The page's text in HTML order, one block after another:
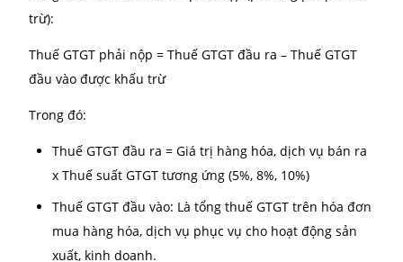
Bước 3:
cục Thuế.
Bước 4:Lưu trữ chứng từ liên quan để phục vụ
kiểm tra, đối chiếu khi cần thiết.
Để được khấu trừ thuế GTGT một cách hợp pháp và
quả, doanh nghiệp cần chủ động trong việc thu
lưu trữ chứng từ đầu vào. Đồng thời thực hiện kê
đúng thủ tục, đúng thời gian quy định. Nếu chưa